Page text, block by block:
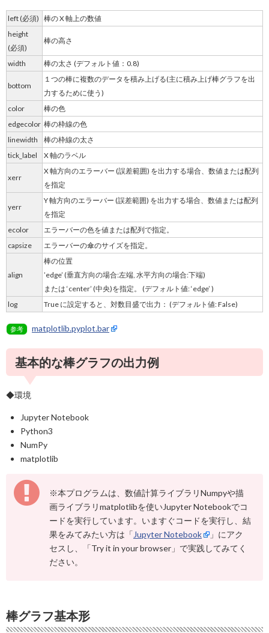
left (必須) 棒の X 軸上の数値
height
(必須)
棒の高さ
width 棒の太さ (デフォルト値：0.8)
bottom
１つの棒に複数のデータを積み上げる(主に積み上げ棒グラフを出
力するために使う)
color
棒の色
edgecolor 棒の枠線の色
linewidth
棒の枠線の太さ
tick_label
X 軸のラベル
xerr
X 軸方向のエラーバー (誤差範囲) を出力する場合、数値または配列
を指定
yerr
Y 軸方向のエラーバー (誤差範囲) を出力する場合、数値または配列
を指定
ecolor
エラーバーの色を値または配列で指定。
capsize
エラーバーの傘のサイズを指定。
align
棒の位置
’edge’ (垂直方向の場合:左端, 水平方向の場合:下端)
または ‘center’ (中央)を指定。 (デフォルト値: ‘edge’ )
log
True に設定すると、対数目盛で出力： (デフォルト値: False)
参考 matplotlib.pyplot.bar
基本的な棒グラフの出力例
◆環境
Jupyter Notebook
Python3
NumPy
matplotlib
※本プログラムは、数値計算ライブラリNumpyや描
画ライブラリmatplotlibを使いJupyter Notebookでコ
ードを実行しています。いますぐコードを実行し、結
果をみてみたい方は「 Jupyter Notebook
」にアク
セスし、「Try it in your browser」で実践してみてく
ださい。
棒グラフ基本形